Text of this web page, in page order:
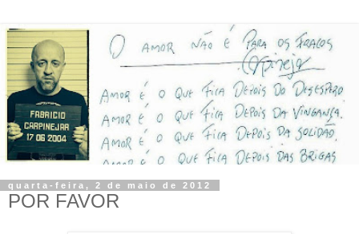
quarta-feira, 2 de maio de 2012
POR FAVOR